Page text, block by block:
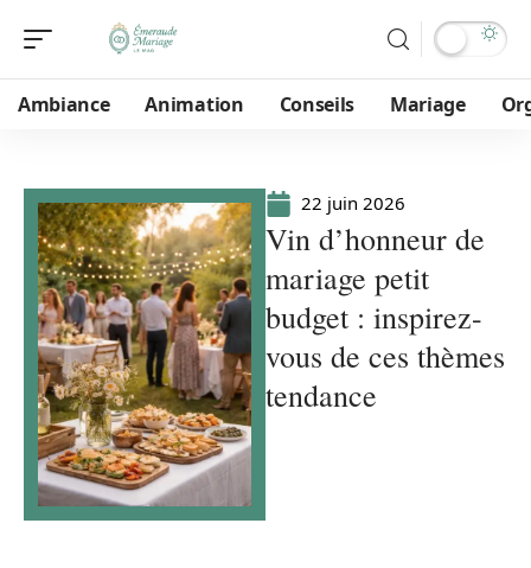
Ambiance Animation Conseils Mariage
22 juin 2026
Vin d’honneur de
mariage petit
budget : inspirez-
vous de ces thèmes
tendance